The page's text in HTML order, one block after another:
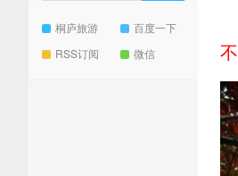
桐庐旅游
百度一下
RSS订阅
微信